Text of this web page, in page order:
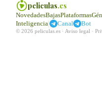
peliculas.es
NovedadesBajasPlataformas
Inteligencia| Canal Bot
© 2026 peliculas.es · Aviso legal ·